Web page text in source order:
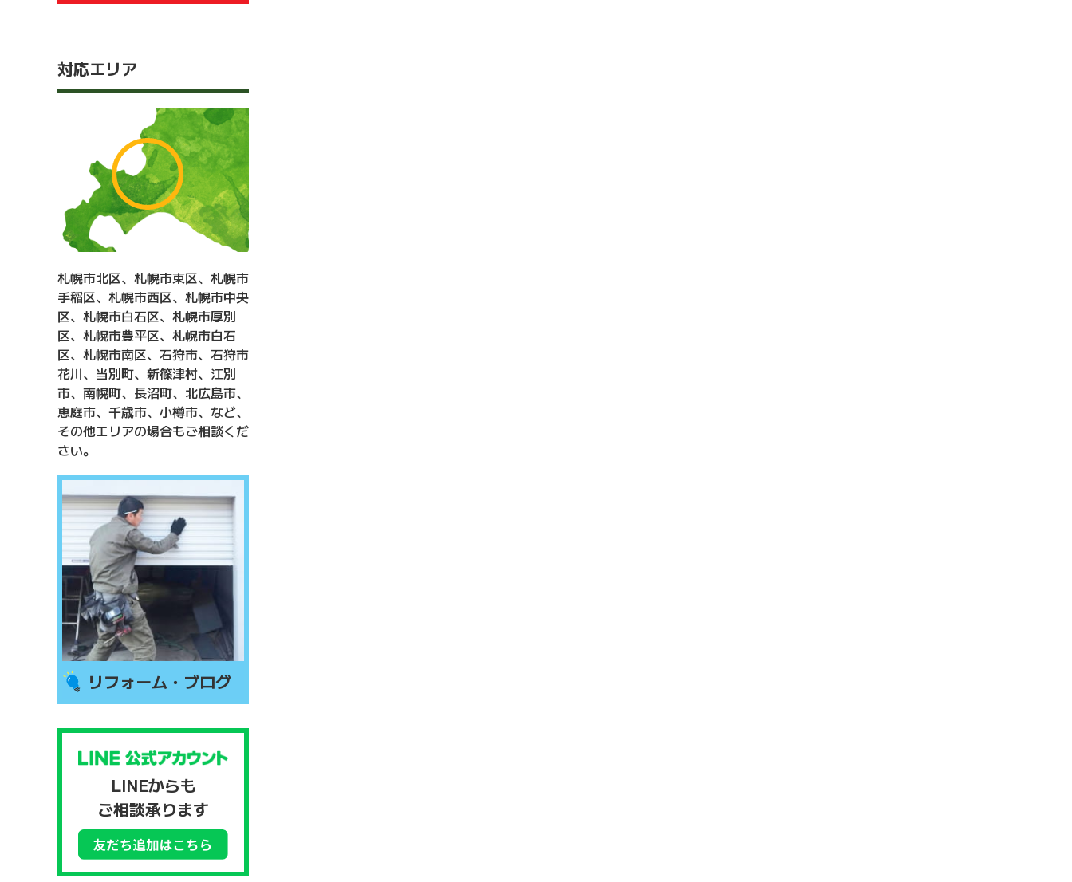
対応エリア
札幌市北区、札幌市東区、札幌市
手稲区、札幌市西区、札幌市中央
区、札幌市白石区、札幌市厚別
区、札幌市豊平区、札幌市白石
区、札幌市南区、石狩市、石狩市
花川、当別町、新篠津村、江別
市、南幌町、長沼町、北広島市、
恵庭市、千歳市、小樽市、など、
その他エリアの場合もご相談くだ
さい。
リフォーム・ブログ
LINEからも
ご相談承ります